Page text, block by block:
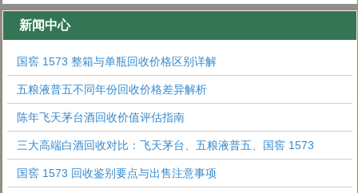
新闻中心
国窖 1573 整箱与单瓶回收价格区别详解
五粮液普五不同年份回收价格差异解析
陈年飞天茅台酒回收价值评估指南
三大高端白酒回收对比：飞天茅台、五粮液普五、国窖 1573
国窖 1573 回收鉴别要点与出售注意事项